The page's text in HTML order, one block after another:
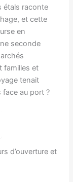
étals raconte
et cette
en
seconde
familles et
tenait
face au port ?
d’ouverture et